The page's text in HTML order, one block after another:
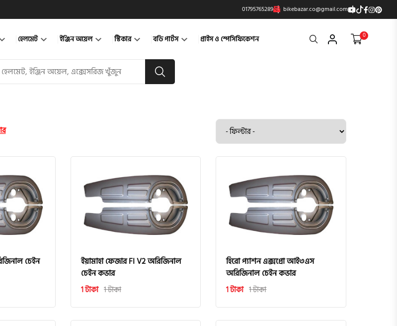
01795765289 bikebazar.co@gmail.com
হেলমেট ইঞ্জিন অয়েল স্টিকার বডি পার্টস প্রাইস ও স্পেসিফিকেশন Search 0
চেইন
ইয়ামাহা ফেজার FI V2 অরিজিনাল
চেইন কভার
1 টাকা 1 টাকা
হিরো প্যাশন এক্সপ্রো আই৩এস
অরিজিনাল চেইন কভার
1 টাকা 1 টাকা